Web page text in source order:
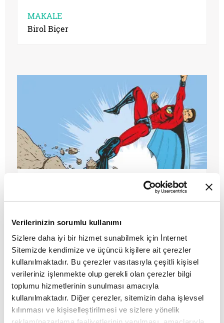
Verilerinizin sorumlu kullanımı
Sizlere daha iyi bir hizmet sunabilmek için İnternet
Sitemizde kendimize ve üçüncü kişilere ait çerezler
kullanılmaktadır. Bu çerezler vasıtasıyla çeşitli kişisel
verileriniz işlenmekte olup gerekli olan çerezler bilgi
toplumu hizmetlerinin sunulması amacıyla
kullanılmaktadır. Diğer çerezler, sitemizin daha işlevsel
kılınması ve kişiselleştirilmesi ve sizlere yönelik
MAKALE
Birol Biçer
Hollywood anlatısında kahraman
MAKALE